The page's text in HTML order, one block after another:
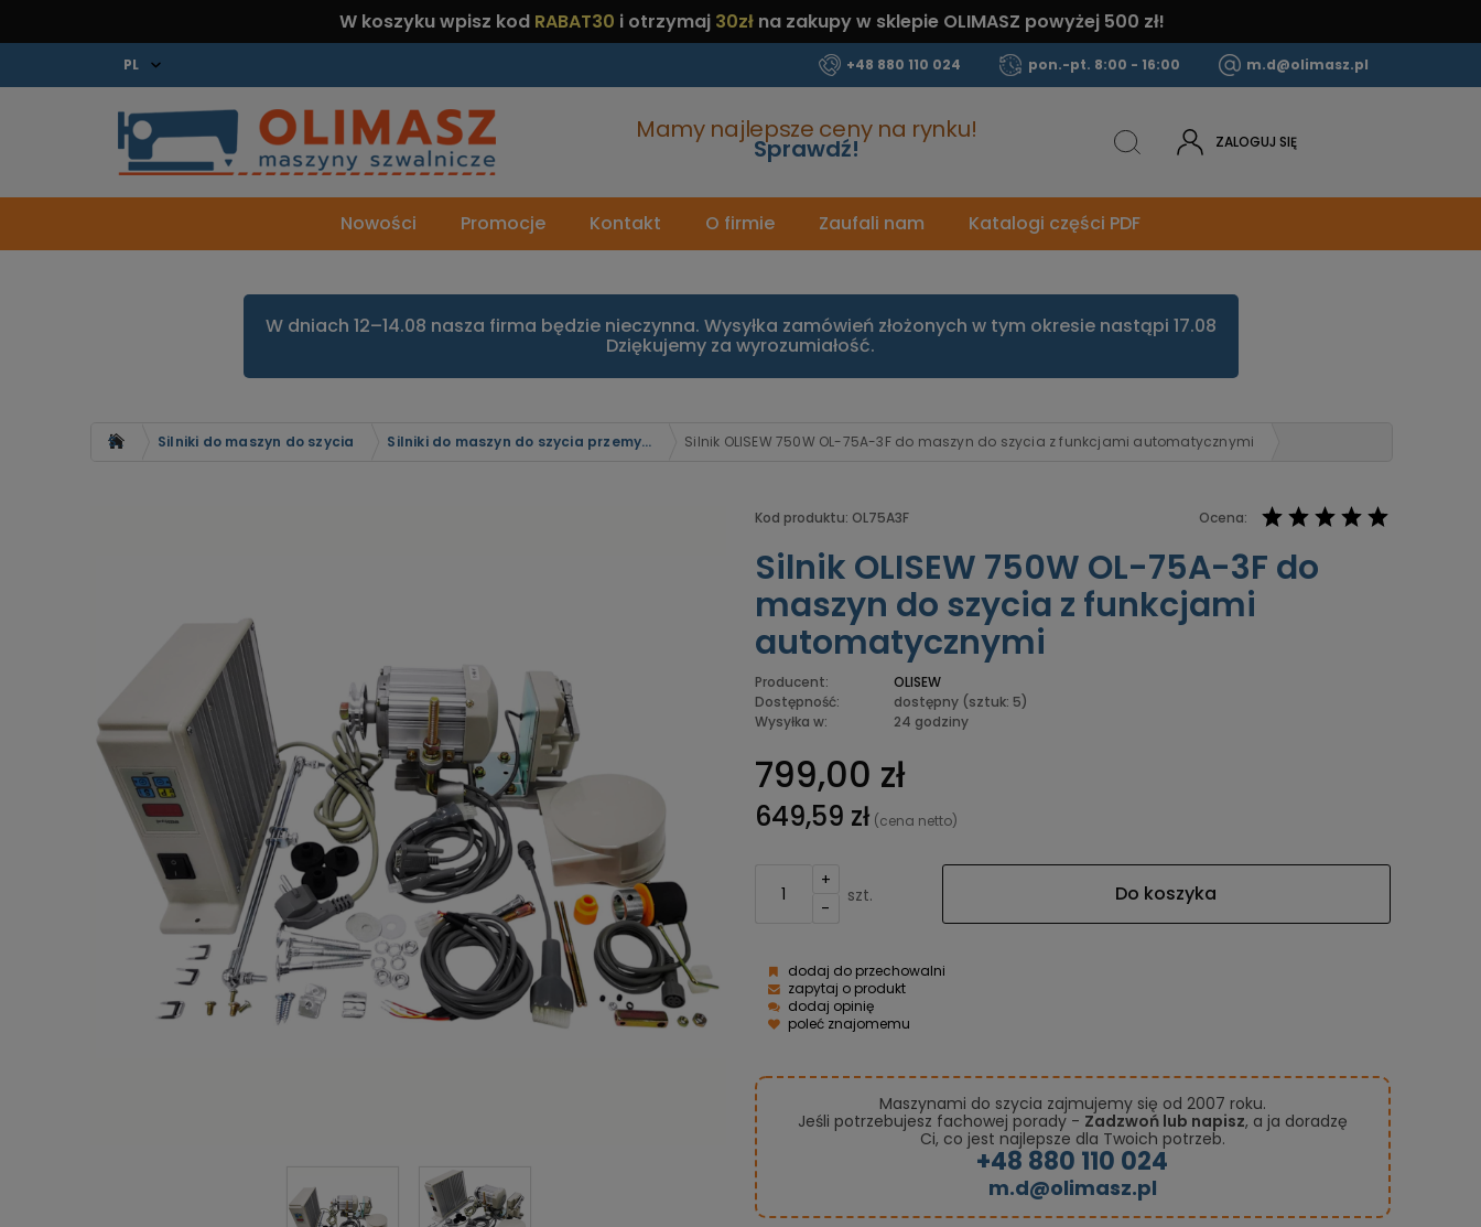
W koszyku wpisz kod RABAT30 i otrzymaj 30złna zakupy w sklepie OLIMASZ powyżej 500 zł!
+48 880 110 024 pon.-pt. 8:00 - 16:00 m.d@olimasz.pl
Mamy najlepsze ceny na rynku!
Sprawdź!
ZALOGUJ SIĘ
Nowości Promocje Kontakt O firmie Zaufali nam Katalogi części PDF
W dniach 12–14.08 nasza firma będzie nieczynna. Wysyłka zamówień złożonych w tym okresie nastąpi 17.08
Dziękujemy za wyrozumiałość.
Strona główna Silniki do maszyn do szycia Silniki do maszyn do szycia przemysłowych Silnik OLISEW 750W OL-75A-3F do maszyn do szycia z funkcjami automatycznymi
Ocena:
Kod produktu: OL75A3F
Silnik OLISEW 750W OL-75A-3F do
maszyn do szycia z funkcjami
automatycznymi
Producent:
OLISEW
Dostępność:
dostępny (sztuk: 5)
Wysyłka w:
24 godziny
799,00 zł
649,59 zł (cena netto)
+
-
szt. Do koszyka
dodaj do przechowalni
zapytaj o produkt
dodaj opinię
poleć znajomemu
Maszynami do szycia zajmujemy się od 2007 roku.
Jeśli potrzebujesz fachowej porady - Zadzwoń lub napisz, a ja doradzę
Ci, co jest najlepsze dla Twoich potrzeb.
+48 880 110 024
m.d@olimasz.pl